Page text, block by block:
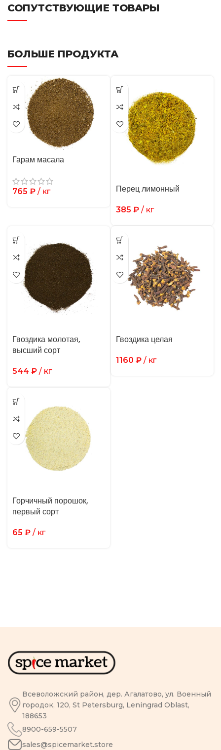
СОПУТСТВУЮЩИЕ ТОВАРЫ
БОЛЬШЕ ПРОДУКТА
Гарам масала
765 ₽ / кг Перец лимонный
385 ₽ / кг
Гвоздика молотая,
высший сорт
544 ₽ / кг
Гвоздика целая
1160 ₽ / кг
Горчичный порошок,
первый сорт
65 ₽ / кг
Всеволожский район, дер. Агалатово, ул. Военный
городок, 120, St Petersburg, Leningrad Oblast,
188653
8900-659-5507
sales@spicemarket.store